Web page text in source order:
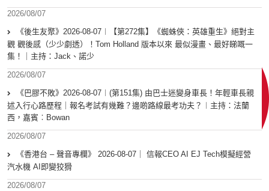
2026/08/07
《後生友聚》2026-08-07︱【第272集】《蜘蛛俠：英雄重生》絕對主
觀 觀後感（少少劇透）！Tom Holland 版本以來 最似漫畫、最好睇嘅一
集！｜主持：Jack、諾少
2026/08/07
《巴膠不敗》2026-08-07︱(第151集) 由巴士迷變身車長！年輕車長親
述入行心路歷程｜報名考試有幾難？邊啲路線最考功夫？︱主持：法蘭
西，嘉賓︰Bowan
2026/08/07
《香港台 – 聲音專欄》 2026-08-07｜ 信報CEO AI EJ Tech模擬經營
汽水機 AI即變狡猾
2026/08/07